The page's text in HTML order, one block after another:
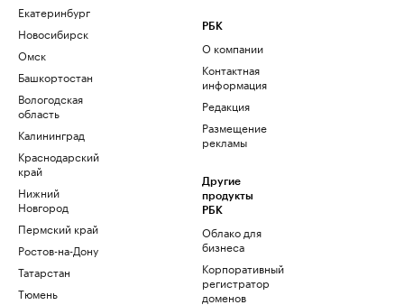
Екатеринбург
Новосибирск
Омск
Башкортостан
Вологодская
область
Калининград
Краснодарский
край
Нижний
Новгород
Пермский край
Ростов-на-Дону
Татарстан
Тюмень
РБК
О компании
Контактная
информация
Редакция
Размещение
рекламы
Другие
продукты
РБК
Облако для
бизнеса
Корпоративный
регистратор
доменов